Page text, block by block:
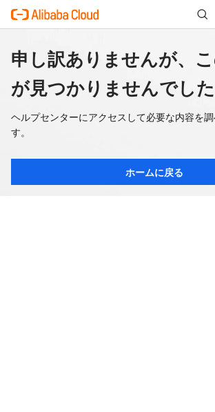
申し訳ありませんが、
が見つかりませんでした
ヘルプセンターにアクセスして必要な内容を
す。
ホームに戻る